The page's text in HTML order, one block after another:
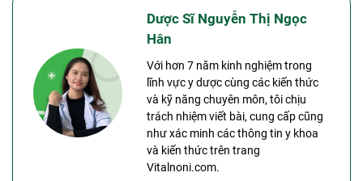
Dược Sĩ Nguyễn Thị Ngọc
Hân
Với hơn 7 năm kinh nghiệm trong
lĩnh vực y dược cùng các kiến thức
và kỹ năng chuyên môn, tôi chịu
trách nhiệm viết bài, cung cấp cũng
như xác minh các thông tin y khoa
và kiến thức trên trang
Vitalnoni.com.